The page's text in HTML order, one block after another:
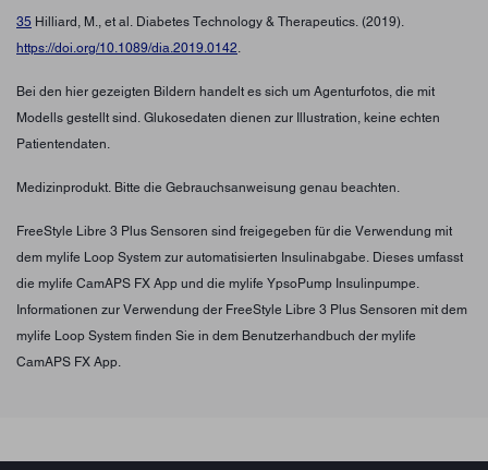
35 Hilliard, M., et al. Diabetes Technology & Therapeutics. (2019).
https://doi.org/10.1089/dia.2019.0142.
Bei den hier gezeigten Bildern handelt es sich um Agenturfotos, die mit
Modells gestellt sind. Glukosedaten dienen zur Illustration, keine echten
Patientendaten.
Medizinprodukt. Bitte die Gebrauchsanweisung genau beachten.
FreeStyle Libre 3 Plus Sensoren sind freigegeben für die Verwendung mit
dem mylife Loop System zur automatisierten Insulinabgabe. Dieses umfasst
die mylife CamAPS FX App und die mylife YpsoPump Insulinpumpe.
Informationen zur Verwendung der FreeStyle Libre 3 Plus Sensoren mit dem
mylife Loop System finden Sie in dem Benutzerhandbuch der mylife
CamAPS FX App.